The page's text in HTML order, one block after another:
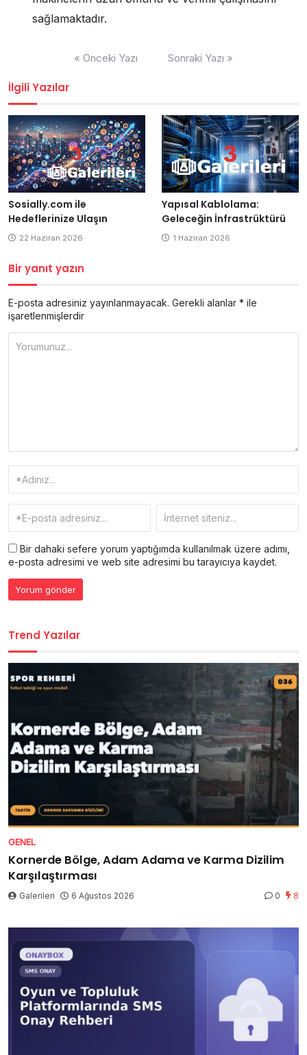
sağlamaktadır.
« Önceki Yazı Sonraki Yazı »
İlgili Yazılar
Sosially.com ile
Hedeflerinize Ulaşın
22 Haziran 2026
Yapısal Kablolama:
Geleceğin İnfrastrüktürü
1 Haziran 2026
Bir yanıt yazın
E-posta adresiniz yayınlanmayacak. Gerekli alanlar * ile
işaretlenmişlerdir
Bir dahaki sefere yorum yaptığımda kullanılmak üzere adımı,
e-posta adresimi ve web site adresimi bu tarayıcıya kaydet.
Trend Yazılar
GENEL
Kornerde Bölge, Adam Adama ve Karma Dizilim
Karşılaştırması
Galerileri 6 Ağustos 2026 0 8